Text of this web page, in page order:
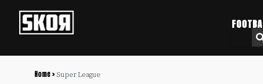
Home > Super League
Football +
Policy